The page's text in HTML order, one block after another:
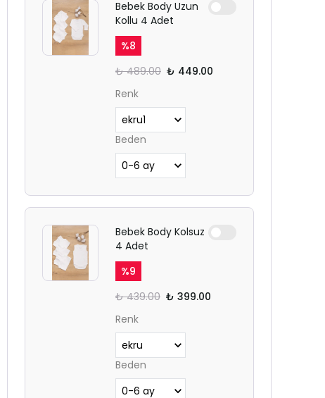
Bebek Body Uzun
Kollu 4 Adet
%8
₺ 489.00 ₺ 449.00
Renk
Beden
Bebek Body Kolsuz
4 Adet
%9
₺ 439.00 ₺ 399.00
Renk
Beden